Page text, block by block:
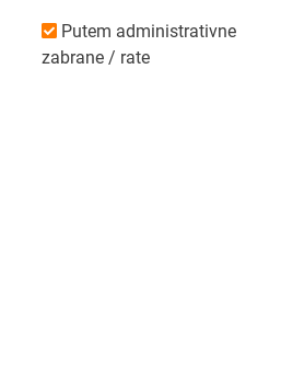
Putem administrativne
zabrane / rate